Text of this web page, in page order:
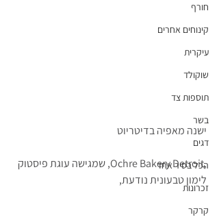
חורף
קינוחים אחרים
עיקרית
שוקולד
תוספות צד
בשר
דגים
הכל בסיר אחד
זכרונות
קרקר
ישנה מאפיה בדיטריוט
,Ochre Bakery Detroit, שמגישה עוגת פיסטוק
לימון טבעונית נודעת,